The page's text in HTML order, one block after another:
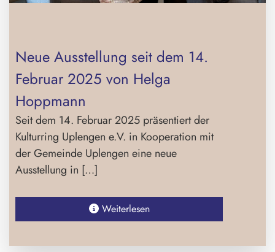
Neue Ausstellung seit dem 14.
Februar 2025 von Helga
Hoppmann
Seit dem 14. Februar 2025 präsentiert der
Kulturring Uplengen e.V. in Kooperation mit
der Gemeinde Uplengen eine neue
Ausstellung in […]
Weiterlesen